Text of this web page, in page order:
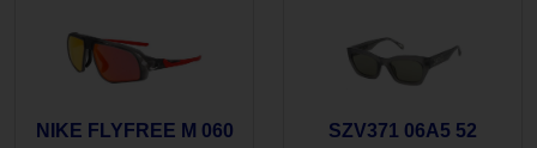
NIKE FLYFREE M 060
SZV371 06A5 52